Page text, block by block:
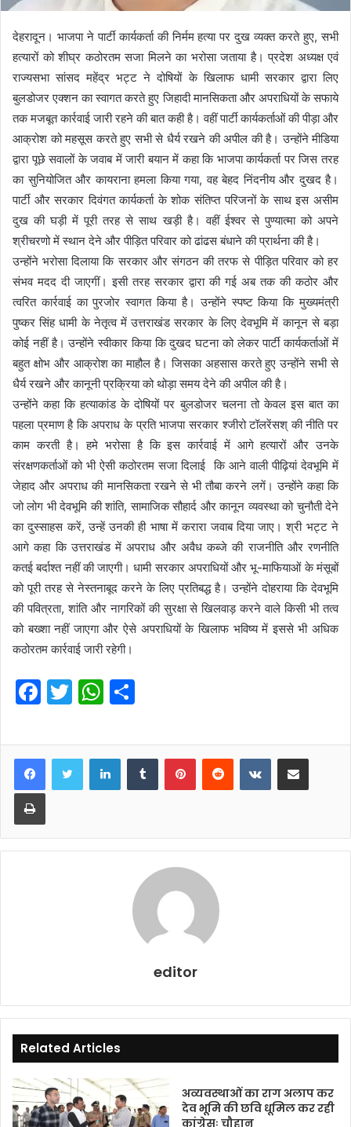
देहरादून। भाजपा ने पार्टी कार्यकर्ता की निर्मम हत्या पर दुख व्यक्त करते हुए, सभी
हत्यारों को शीघ्र कठोरतम सजा मिलने का भरोसा जताया है। प्रदेश अध्यक्ष एवं
राज्यसभा सांसद महेंद्र भट्ट ने दोषियों के खिलाफ धामी सरकार द्वारा लिए
बुलडोजर एक्शन का स्वागत करते हुए जिहादी मानसिकता और अपराधियों के सफाये
तक मजबूत कार्रवाई जारी रहने की बात कही है। वहीं पार्टी कार्यकर्ताओं की पीड़ा और
आक्रोश को महसूस करते हुए सभी से धैर्य रखने की अपील की है। उन्होंने मीडिया
द्वारा पूछे सवालों के जवाब में जारी बयान में कहा कि भाजपा कार्यकर्ता पर जिस तरह
का सुनियोजित और कायराना हमला किया गया, वह बेहद निंदनीय और दुखद है।
पार्टी और सरकार दिवंगत कार्यकर्ता के शोक संतिप्त परिजनों के साथ इस असीम
दुख की घड़ी में पूरी तरह से साथ खड़ी है। वहीं ईश्वर से पुण्यात्मा को अपने
श्रीचरणो में स्थान देने और पीड़ित परिवार को ढांढस बंधाने की प्रार्थना की है।
उन्होंने भरोसा दिलाया कि सरकार और संगठन की तरफ से पीड़ित परिवार को हर
संभव मदद दी जाएगीं। इसी तरह सरकार द्वारा की गई अब तक की कठोर और
त्वरित कार्रवाई का पुरजोर स्वागत किया है। उन्होंने स्पष्ट किया कि मुख्यमंत्री
पुष्कर सिंह धामी के नेतृत्व में उत्तराखंड सरकार के लिए देवभूमि में कानून से बड़ा
कोई नहीं है। उन्होंने स्वीकार किया कि दुखद घटना को लेकर पार्टी कार्यकर्ताओं में
बहुत क्षोभ और आक्रोश का माहौल है। जिसका अहसास करते हुए उन्होंने सभी से
धैर्य रखने और कानूनी प्रक्रिया को थोड़ा समय देने की अपील की है।
उन्होंने कहा कि हत्याकांड के दोषियों पर बुलडोजर चलना तो केवल इस बात का
पहला प्रमाण है कि अपराध के प्रति भाजपा सरकार श्जीरो टॉलरेंसश् की नीति पर
काम करती है। हमे भरोसा है कि इस कार्रवाई में आगे हत्यारों और उनके
संरक्षणकर्ताओं को भी ऐसी कठोरतम सजा दिलाई कि आने वाली पीढ़ियां देवभूमि में
जेहाद और अपराध की मानसिकता रखने से भी तौबा करने लगें। उन्होंने कहा कि
जो लोग भी देवभूमि की शांति, सामाजिक सौहार्द और कानून व्यवस्था को चुनौती देने
का दुस्साहस करें, उन्हें उनकी ही भाषा में करारा जवाब दिया जाए। श्री भट्ट ने
आगे कहा कि उत्तराखंड में अपराध और अवैध कब्जे की राजनीति और रणनीति
कतई बर्दाश्त नहीं की जाएगी। धामी सरकार अपराधियों और भू-माफियाओं के मंसूबों
को पूरी तरह से नेस्तनाबूद करने के लिए प्रतिबद्ध है। उन्होंने दोहराया कि देवभूमि
की पवित्रता, शांति और नागरिकों की सुरक्षा से खिलवाड़ करने वाले किसी भी तत्व
को बख्शा नहीं जाएगा और ऐसे अपराधियों के खिलाफ भविष्य में इससे भी अधिक
कठोरतम कार्रवाई जारी रहेगी।
F
c
e
b
o
o
T
itt
er
W
at
s
A
p
ar
e
LinkedInTumblr PinterestReddit VKontakteShare via Email
Print
editor
Related Articles
अव्यवस्थाओं का राग अलाप कर
देव भूमि की छवि धूमिल कर रही
कांग्रेसः चौहान